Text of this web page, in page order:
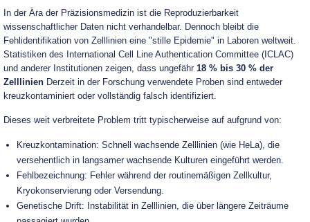
In der Ära der Präzisionsmedizin ist die Reproduzierbarkeit
wissenschaftlicher Daten nicht verhandelbar. Dennoch bleibt die
Fehlidentifikation von Zelllinien eine "stille Epidemie" in Laboren weltweit.
Statistiken des International Cell Line Authentication Committee (ICLAC)
und anderer Institutionen zeigen, dass ungefähr 18 % bis 30 % der
Zelllinien Derzeit in der Forschung verwendete Proben sind entweder
kreuzkontaminiert oder vollständig falsch identifiziert.
Dieses weit verbreitete Problem tritt typischerweise auf aufgrund von:
Kreuzkontamination: Schnell wachsende Zelllinien (wie HeLa), die
versehentlich in langsamer wachsende Kulturen eingeführt werden.
Fehlbezeichnung: Fehler während der routinemäßigen Zellkultur,
Kryokonservierung oder Versendung.
Genetische Drift: Instabilität in Zelllinien, die über längere Zeiträume